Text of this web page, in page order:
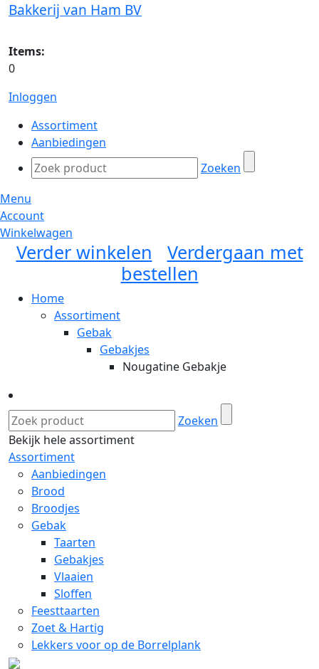
Bakkerij van Ham BV
Items:
0
Inloggen
Assortiment
Aanbiedingen
Zoeken
Menu
Account
Winkelwagen
Verder winkelen
Verdergaan met
bestellen
Home
Assortiment
Gebak
Gebakjes
Nougatine Gebakje
Zoeken
Bekijk hele assortiment
Assortiment
Aanbiedingen
Brood
Broodjes
Gebak
Taarten
Gebakjes
Vlaaien
Sloffen
Feesttaarten
Zoet & Hartig
Lekkers voor op de Borrelplank